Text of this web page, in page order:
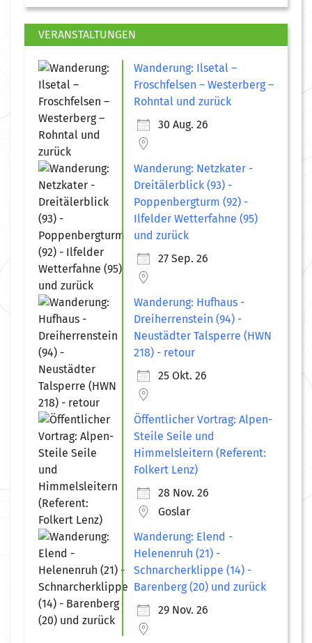
VERANSTALTUNGEN
Wanderung: Ilsetal –
Froschfelsen – Westerberg –
Rohntal und zurück
30 Aug. 26
Wanderung: Netzkater -
Dreitälerblick (93) -
Poppenbergturm (92) -
Ilfelder Wetterfahne (95)
und zurück
27 Sep. 26
Wanderung: Hufhaus -
Dreiherrenstein (94) -
Neustädter Talsperre (HWN
218) - retour
25 Okt. 26
Öffentlicher Vortrag: Alpen-
Steile Seile und
Himmelsleitern (Referent:
Folkert Lenz)
28 Nov. 26
Goslar
Wanderung: Elend -
Helenenruh (21) -
Schnarcherklippe (14) -
Barenberg (20) und zurück
29 Nov. 26